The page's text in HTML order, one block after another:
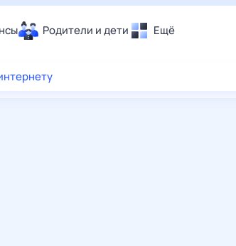
Родители и дети Ещё
Еда